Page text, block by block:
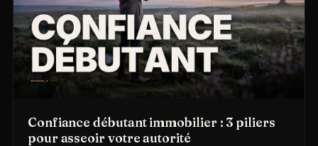
Confiance débutant immobilier : 3 piliers
pour asseoir votre autorité